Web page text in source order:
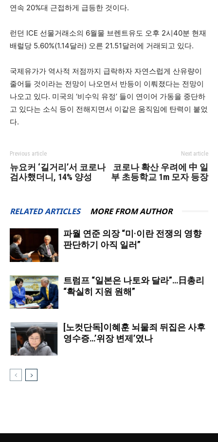
연속 20%대 근접하게 급등한 것이다.
런던 ICE 선물거래소의 6월물 브렌트유도 오후 2시40분 현재
배럴당 5.60%(1.14달러) 오른 21.51달러에 거래되고 있다.
국제유가가 역사적 저점까지 급락하자 자연스럽게 산유량이
줄어들 것이라는 전망이 나오면서 반등이 이뤄졌다는 전망이
나오고 있다. 미국의 ‘비수익 유정’ 들이 연이어 가동을 중단하
고 있다는 소식 등이 전해지면서 이같은 움직임에 탄력이 붙었
다.
Previous article
뉴요커 ‘길거리’서 코로나
검사했더니, 14% 양성
Next article
코로나 확산 우려에 中 일
부 초등학교 1m 모자 등장
RELATED ARTICLES MORE FROM AUTHOR
파월 연준 의장 “미·이란 전쟁의 영향
판단하기 아직 일러”
트럼프 “일본은 나토와 달라”…日총리
“확실히 지원 원해”
[노컷단독]이혜훈 뇌물죄 뒤집은 사후
영수증…’위장 변제’였나